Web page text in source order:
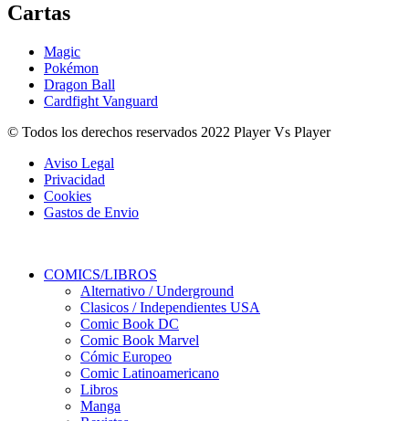
Cartas
Magic
Pokémon
Dragon Ball
Cardfight Vanguard
© Todos los derechos reservados 2022 Player Vs Player
Aviso Legal
Privacidad
Cookies
Gastos de Envio
COMICS/LIBROS
Alternativo / Underground
Clasicos / Independientes USA
Comic Book DC
Comic Book Marvel
Cómic Europeo
Comic Latinoamericano
Libros
Manga